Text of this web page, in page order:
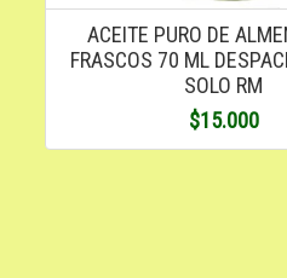
ACEITE PURO DE
FRASCOS 70 ML
SOLO RM
$15.000